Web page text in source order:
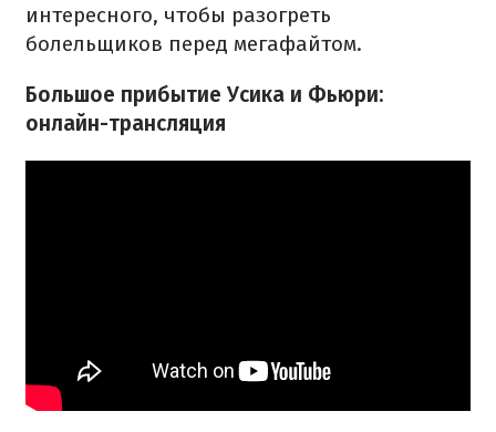
интересного, чтобы разогреть
болельщиков перед мегафайтом.
Большое прибытие Усика и Фьюри:
онлайн-трансляция